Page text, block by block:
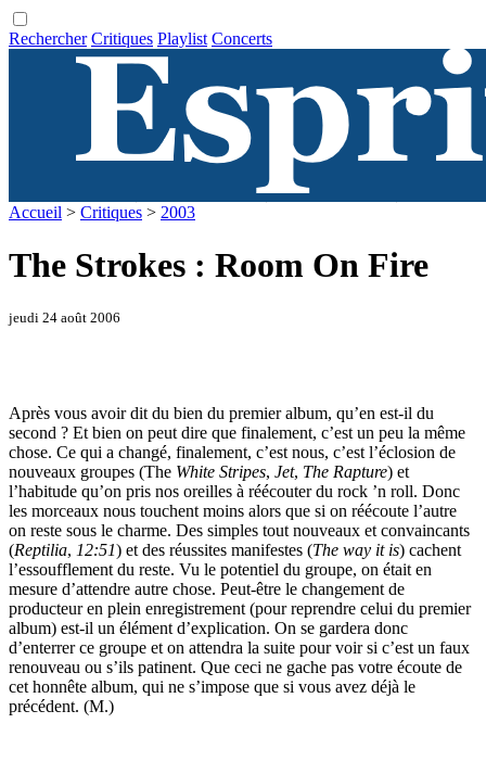
Rechercher Critiques Playlist Concerts
Accueil > Critiques > 2003
The Strokes : Room On Fire
jeudi 24 août 2006
Après vous avoir dit du bien du premier album, qu’en est-il du
second ? Et bien on peut dire que finalement, c’est un peu la même
chose. Ce qui a changé, finalement, c’est nous, c’est l’éclosion de
nouveaux groupes (The White Stripes, Jet, The Rapture) et
l’habitude qu’on pris nos oreilles à réécouter du rock ’n roll. Donc
les morceaux nous touchent moins alors que si on réécoute l’autre
on reste sous le charme. Des simples tout nouveaux et convaincants
(Reptilia, 12:51) et des réussites manifestes (The way it is) cachent
l’essoufflement du reste. Vu le potentiel du groupe, on était en
mesure d’attendre autre chose. Peut-être le changement de
producteur en plein enregistrement (pour reprendre celui du premier
album) est-il un élément d’explication. On se gardera donc
d’enterrer ce groupe et on attendra la suite pour voir si c’est un faux
renouveau ou s’ils patinent. Que ceci ne gache pas votre écoute de
cet honnête album, qui ne s’impose que si vous avez déjà le
précédent. (M.)